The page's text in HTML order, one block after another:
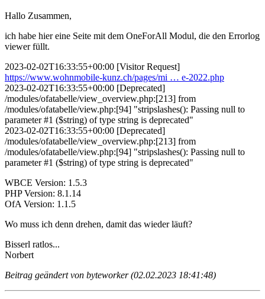
Hallo Zusammen,
ich habe hier eine Seite mit dem OneForAll Modul, die den Errorlog
viewer füllt.
2023-02-02T16:33:55+00:00 [Visitor Request]
https://www.wohnmobile-kunz.ch/pages/mi … e-2022.php
2023-02-02T16:33:55+00:00 [Deprecated]
/modules/ofatabelle/view_overview.php:[213] from
/modules/ofatabelle/view.php:[94] "stripslashes(): Passing null to
parameter #1 ($string) of type string is deprecated"
2023-02-02T16:33:55+00:00 [Deprecated]
/modules/ofatabelle/view_overview.php:[213] from
/modules/ofatabelle/view.php:[94] "stripslashes(): Passing null to
parameter #1 ($string) of type string is deprecated"
WBCE Version: 1.5.3
PHP Version: 8.1.14
OfA Version: 1.1.5
Wo muss ich denn drehen, damit das wieder läuft?
Bisserl ratlos...
Norbert
Beitrag geändert von byteworker (02.02.2023 18:41:48)